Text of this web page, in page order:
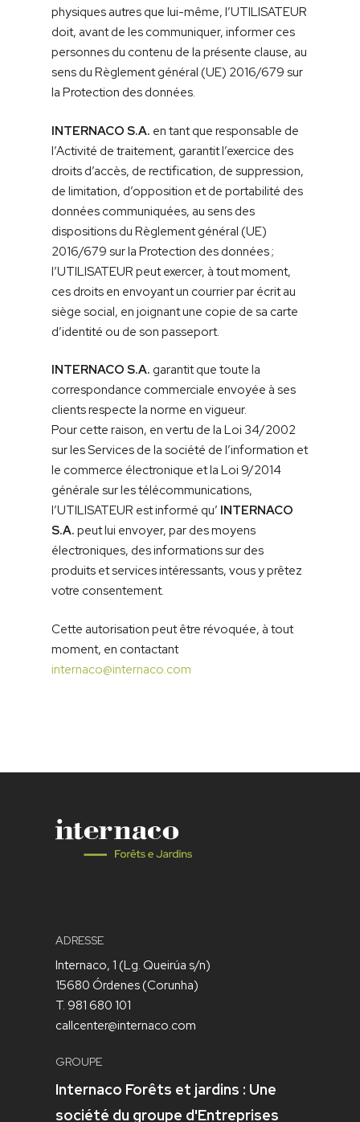
physiques autres que lui-même, l’UTILISATEUR
doit, avant de les communiquer, informer ces
personnes du contenu de la présente clause, au
sens du Règlement général (UE) 2016/679 sur
la Protection des données.
INTERNACO S.A. en tant que responsable de
l’Activité de traitement, garantit l’exercice des
droits d’accès, de rectification, de suppression,
de limitation, d’opposition et de portabilité des
données communiquées, au sens des
dispositions du Règlement général (UE)
2016/679 sur la Protection des données ;
l’UTILISATEUR peut exercer, à tout moment,
ces droits en envoyant un courrier par écrit au
siège social, en joignant une copie de sa carte
d’identité ou de son passeport.
INTERNACO S.A. garantit que toute la
correspondance commerciale envoyée à ses
clients respecte la norme en vigueur.
Pour cette raison, en vertu de la Loi 34/2002
sur les Services de la société de l’information et
le commerce électronique et la Loi 9/2014
générale sur les télécommunications,
l’UTILISATEUR est informé qu’ INTERNACO
S.A.peut lui envoyer, par des moyens
électroniques, des informations sur des
produits et services intéressants, vous y prêtez
votre consentement.
Cette autorisation peut être révoquée, à tout
moment, en contactant
internaco@internaco.com
ADRESSE
Internaco, 1 (Lg. Queirúa s/n)
15680 Órdenes (Corunha)
T. 981 680 101
callcenter@internaco.com
GROUPE
Internaco Forêts et jardins : Une
société du groupe d'Entreprises